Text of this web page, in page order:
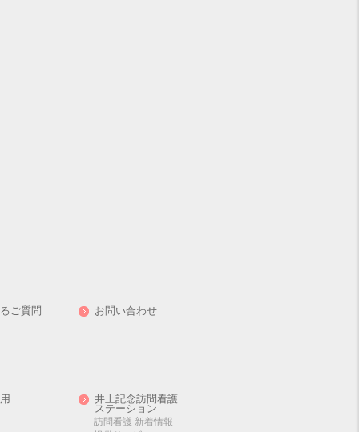
ご質問 お問い合わせ
井上記念訪問看護
ステーション
訪問看護 新着情報